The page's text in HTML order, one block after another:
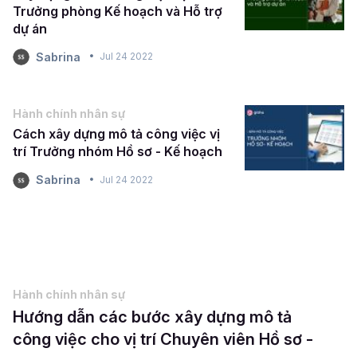
Trưởng phòng Kế hoạch và Hỗ trợ
dự án
Sabrina Jul 24 2022
Hành chính nhân sự
Cách xây dựng mô tả công việc vị
trí Trưởng nhóm Hồ sơ - Kế hoạch
Sabrina Jul 24 2022
Hành chính nhân sự
Hướng dẫn các bước xây dựng mô tả
công việc cho vị trí Chuyên viên Hồ sơ -